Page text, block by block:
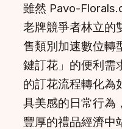
雖然 Pavo-
老牌競爭者林立的
售類別加速數位轉
鍵訂花」的便利需
的訂花流程轉化為
具美感的日常行為
豐厚的禮品經濟中